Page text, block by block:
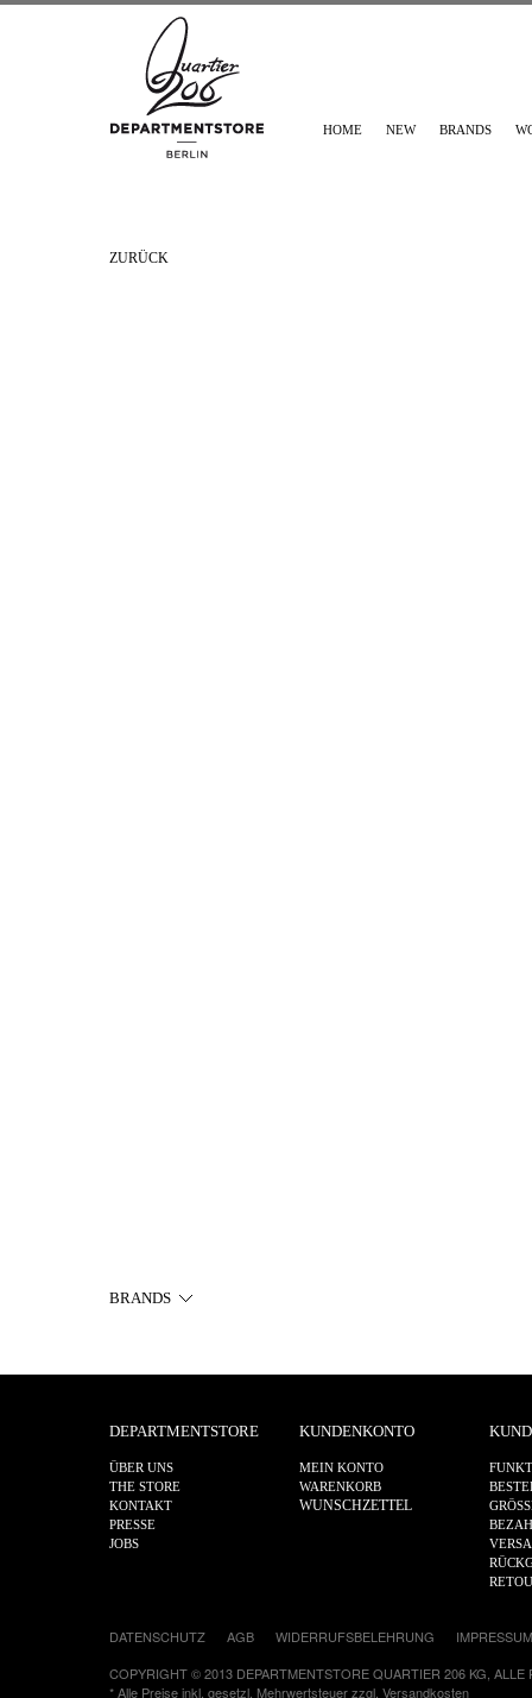
HOME NEW BRANDS
ZURÜCK
BRANDS
DEPARTMENTSTORE
ÜBER UNS
THE STORE
KONTAKT
PRESSE
JOBS
KUNDENKONTO
MEIN KONTO
WARENKORB
WUNSCHZETTEL
DATENSCHUTZ AGB WIDERRUFSBELEHRUNG
IMPRESSUM
COPYRIGHT © 2013 DEPARTMENTSTORE QUARTIER 206 KG, ALLE
* Alle Preise inkl. gesetzl. Mehrwertsteuer zzgl. Versandkosten